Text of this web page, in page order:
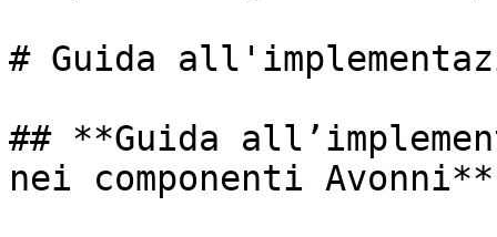
# Guida
## **Guida
nei componenti Avonni**